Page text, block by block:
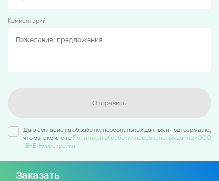
Комментарий
Отправить
Даю согласие на обработку персональных данных и подтверждаю,
что ознакомлен c Политикой обработки персональных данных ООО
"ВКБ-Новостройки
Заказать